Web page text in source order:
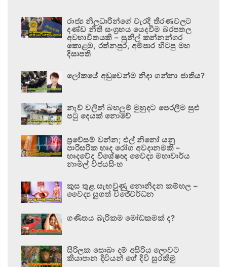
රාජ්‍ය නිලධාරීන්ගේ වැරදි තීරණවලට
දණ්ඩ නීති සංග්‍රහය යෙදවීම බරපතල
අවභාවිතයකි – සුනිල් කන්නන්ගර
කොළඹ, රත්නපුර, අම්පාර හිටපු මහ
දිසාපති
ලෝකයේ අඩුවෙන්ම නිදා ගන්නා ජාතිය?
නැව් වලින් බහලුම් මුහුදට පෙරලීම සුළු
පටු දෙයක් නොවේ
ප්‍රවේසම් වන්න; එල් නිනෝ යනු
පාරිසරික හෘද රෝග අවදානමකි –
හෘදවේද විශේෂඥ වෛද්‍ය මහාචාර්ය
නාමල් විජයසිංහ
කුස තුළ සැඟවුණු නොනිදන කම්හල –
වෛද්‍ය සුගත් විජේවර්ධන
ගණිතය බැරිකම මෝඩකමක් ද?
සිරිලක සොබා දම් අසිරිය ලොවට
කියාපාන දිවියන් ගේ දිවි සුරකිමු